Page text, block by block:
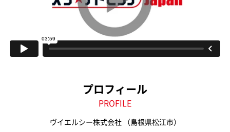
プロフィール
PROFILE
ヴイエルシー株式会社 （島根県松江市）